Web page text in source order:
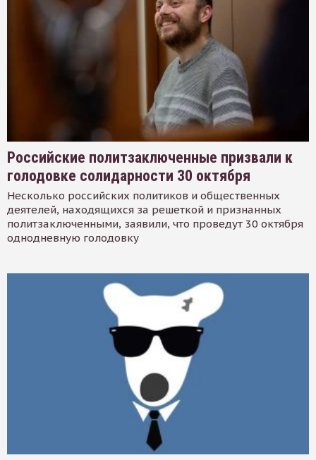
Российские политзаключенные призвали к
голодовке солидарности 30 октября
Несколько российских политиков и общественных
деятелей, находящихся за решеткой и признанных
политзаключенными, заявили, что проведут 30 октября
однодневную голодовку